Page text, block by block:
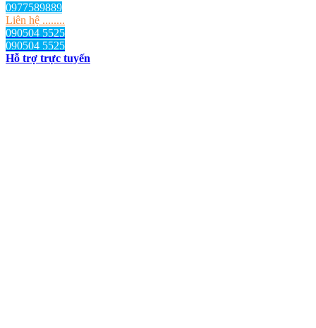
0977589889
Liên hệ ........
090504 5525
090504 5525
Hỗ trợ trực tuyến